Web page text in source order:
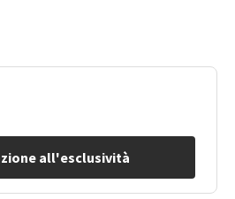
all'esclusività